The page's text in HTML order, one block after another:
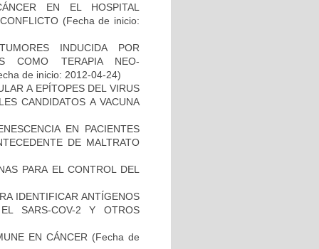
EN EL HOSPITAL
(Fecha de inicio:
INDUCIDA POR
COMO TERAPIA NEO-
de inicio: 2012-04-24)
A EPÍTOPES DEL VIRUS
CANDIDATOS A VACUNA
EN PACIENTES
DE MALTRATO
PARA EL CONTROL DEL
IDENTIFICAR ANTÍGENOS
SARS-COV-2 Y OTROS
EN CÁNCER (Fecha de